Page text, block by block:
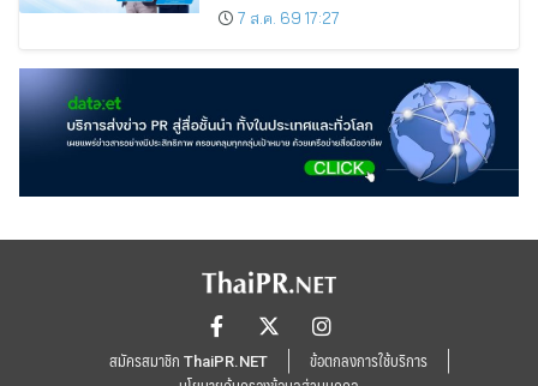
7 ส.ค. 69 17:27
สมัครสมาชิก ThaiPR.NET
ข้อตกลงการใช้บริการ